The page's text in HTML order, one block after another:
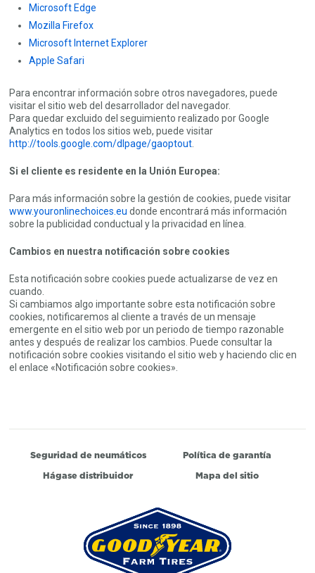
Microsoft Edge
Mozilla Firefox
Microsoft Internet Explorer
Apple Safari
Para encontrar información sobre otros navegadores, puede
visitar el sitio web del desarrollador del navegador.
Para quedar excluido del seguimiento realizado por Google
Analytics en todos los sitios web, puede visitar
http://tools.google.com/dlpage/gaoptout
Si el cliente es residente en la Unión Europea:
Para más información sobre la gestión de cookies, puede visitar
www.youronlinechoices.eu donde encontrará más información
sobre la publicidad conductual y la privacidad en línea.
Cambios en nuestra notificación sobre cookies
Esta notificación sobre cookies puede actualizarse de vez en
cuando.
Si cambiamos algo importante sobre esta notificación sobre
cookies, notificaremos al cliente a través de un mensaje
emergente en el sitio web por un periodo de tiempo razonable
antes y después de realizar los cambios. Puede consultar la
notificación sobre cookies visitando el sitio web y haciendo clic en
el enlace «Notificación sobre cookies».
Seguridad de neumáticos
Política de garantía
Hágase distribuidor
Mapa del sitio